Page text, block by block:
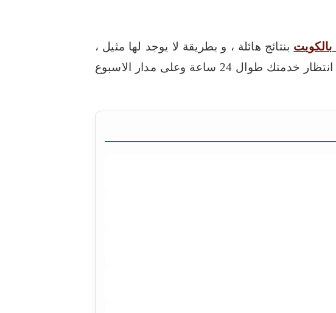
بالكويت بنتائج هائلة ، و بطريقة لا يوجد لها مثيل ،
نحن توفر لك فريق عمل متميز ، بادر بالاتصال بنا وحجز مكانك ، فنحن دائما في انتظار خدمتك طوال 24 ساعة وعلى مدار الاسبوع